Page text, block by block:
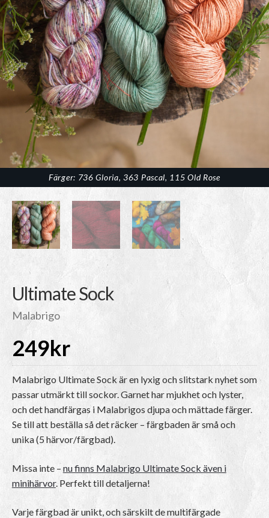
Färger: 736 Gloria, 363 Pascal, 115 Old Rose
Ultimate Sock
Malabrigo
249kr
Malabrigo Ultimate Sock är en lyxig och slitstark nyhet som
passar utmärkt till sockor. Garnet har mjukhet och lyster,
och det handfärgas i Malabrigos djupa och mättade färger.
Se till att beställa så det räcker – färgbaden är små och
unika (5 härvor/färgbad).
Missa inte – nu finns Malabrigo Ultimate Sock även i
minihärvor. Perfekt till detaljerna!
Varje färgbad är unikt, och särskilt de multifärgade